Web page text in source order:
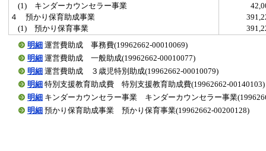
(1) キンダーカウンセラー事業
４ 預かり保育助成事業
(1) 預かり保育事業
明細 運営費助成 事務費(19962662-00010069)
明細 運営費助成 一般助成(19962662-00010077)
明細 運営費助成 ３歳児特別助成(19962662-00010079)
明細 特別支援教育助成費 特別支援教育助成費(19962662-00140103)
明細 キンダーカウンセラー事業 キンダーカウンセラー事業
明細 預かり保育助成事業 預かり保育事業(19962662-00200128)